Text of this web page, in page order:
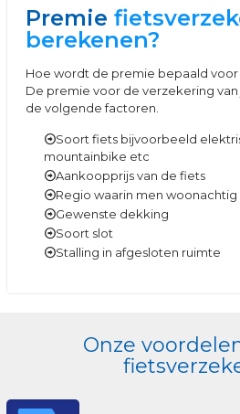
Premie
berekenen?
Hoe wordt de premie bepaald
De premie voor de verzekering van
de volgende factoren.
Soort fiets bijvoorbeeld
mountainbike etc
Aankoopprijs van de fiets
Regio waarin men woonachtig
Gewenste dekking
Soort slot
Stalling in afgesloten ruimte
Onze